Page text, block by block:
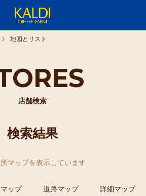
店舗検索
地図とリスト
検索結果
マップを表示しています
ップ 道路マップ 詳細マップ